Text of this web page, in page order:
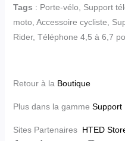
Tags : Porte-vélo, Support
moto, Accessoire cycliste,
Rider, Téléphone 4,5 à 6,7
Retour à la Boutique
Plus dans la gamme Support
Sites Partenaires HTED